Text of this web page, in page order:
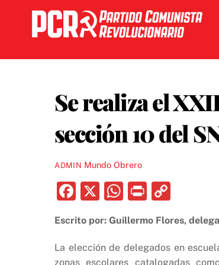
content
Se realiza el
sección 10 del
ADMIN Mundo Obrero
F
c
e
X
W
at
s
P
nt p
y
Escrito por: Guillermo Flores,
La elección de delegados en
zonas escolares catalogadas